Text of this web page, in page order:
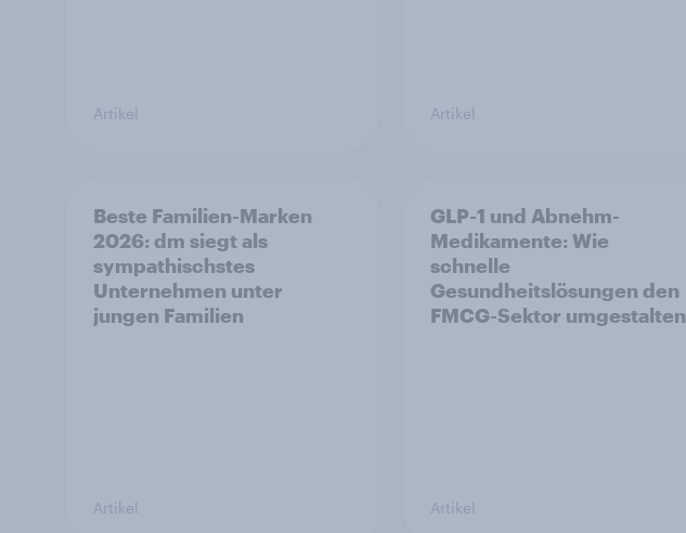
Artikel Artikel
Beste Familien-Marken
2026: dm siegt als
sympathischstes
Unternehmen unter
jungen Familien
Artikel
GLP-1 und Abnehm-
Medikamente: Wie
schnelle
Gesundheitslösungen den
FMCG-Sektor umgestalten
Artikel